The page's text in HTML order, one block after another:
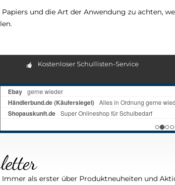
und die Art der Anwendung zu achten,
Kostenloser Schullisten-Service
als erster über Produktneuheiten und